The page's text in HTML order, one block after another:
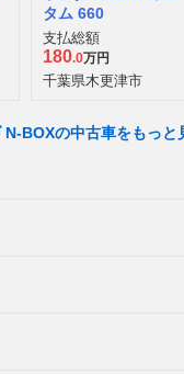
タム 660
支払総額
180.0万円
千葉県木更津市
N-BOXの中古車をもっと